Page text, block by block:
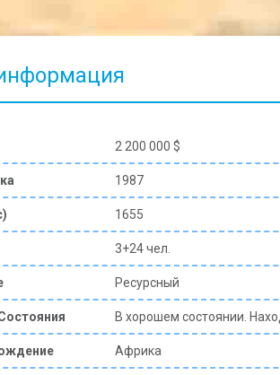
2 200 000 $
1987
1655
3+24 чел.
Ресурсный
В хорошем состоянии.
Африка